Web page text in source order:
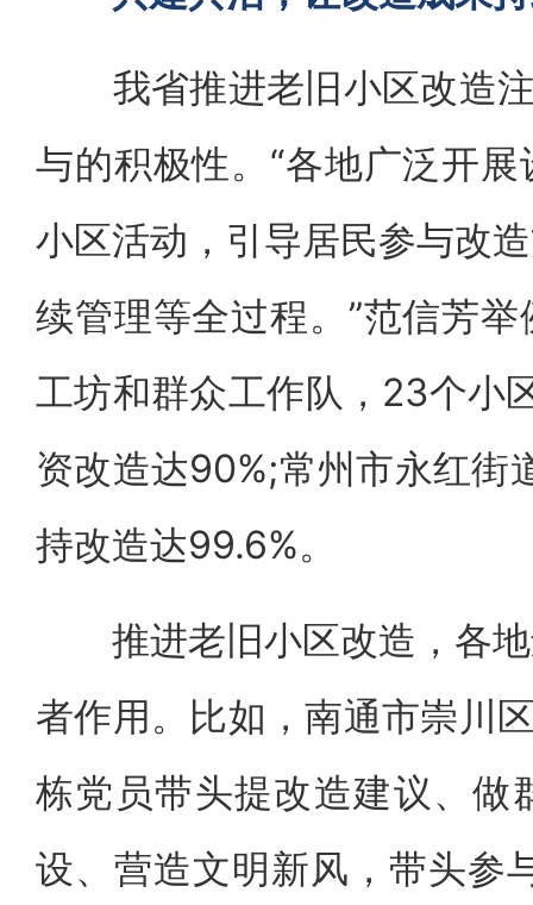
我省推进老旧小区改造注
与的积极性。“各地广泛开
小区活动，引导居民参与改
续管理等全过程。”范信芳
工坊和群众工作队，23个小
资改造达90%;常州市永红
持改造达99.6%。
推进老旧小区改造，各地
者作用。比如，南通市崇川
栋党员带头提改造建议、做
设、营造文明新风，带头参